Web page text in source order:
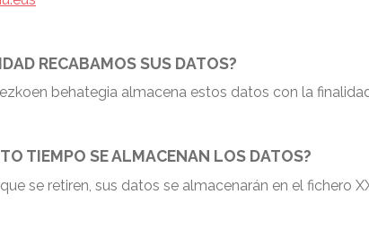
RECABAMOS SUS DATOS?
behategia almacena estos datos con la
TIEMPO SE ALMACENAN LOS DATOS?
se retiren, sus datos se almacenarán en el fichero